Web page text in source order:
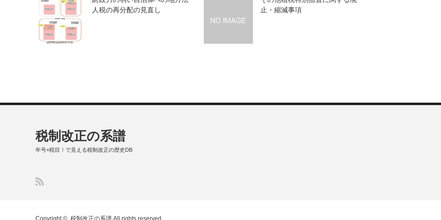
人税の再分配の見直し
止・縮減事項
税制改正の系譜
年号×税目！で見える税制改正の歴史DB
Copyright © 税制改正の系譜 All rights reserved.